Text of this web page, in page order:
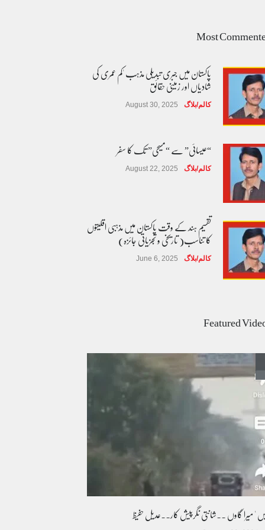
Most
پاکستان میں جبری تبدیلی مذہب 'کم عمری کی
شادیاں اور زمینی حقائق
کالم/بلاگ August 30, 2025
“عیسائی” سے “مسیحی” تک کا سفر
کالم/بلاگ August 22, 2025
تقسیم ہند کے وقت پاکستان میں مذہبی اقلیتوں
کا تناسب( تاریخی و تجزیاتی جائزہ)
کالم/بلاگ June 6, 2025
بیٹیاں
پسند کی شادیوں کا بڑھتا ہوا رجحان اور راولپنڈی
کی یوسیز میں اندارج پر پابندی ایک نیا تنازعہ
کالم/بلاگ October 14, 2025
Featured
' میرا گاوں ۔۔شانتی نگرپیش کار۔۔عدیل حفیظ